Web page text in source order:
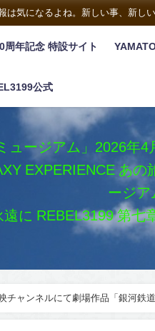
気になるよね。新しい事、新しい
周年記念 特設サイト
公式
ュージアム」2026年
EXPERIENCE あの
ージ
に REBEL3199 第七
チャンネルにて劇場作品「銀河鉄